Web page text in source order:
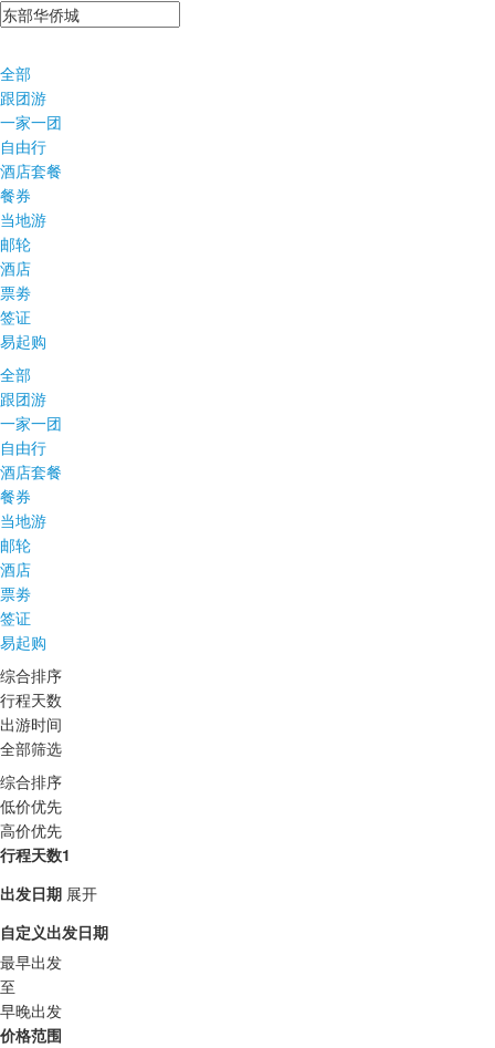
全部
跟团游
一家一团
自由行
酒店套餐
餐券
当地游
邮轮
酒店
票劵
签证
易起购
全部
跟团游
一家一团
自由行
酒店套餐
餐券
当地游
邮轮
酒店
票劵
签证
易起购
综合排序
行程天数
出游时间
全部筛选
综合排序
低价优先
高价优先
行程天数1
出发日期 展开
自定义出发日期
最早出发
至
早晚出发
价格范围